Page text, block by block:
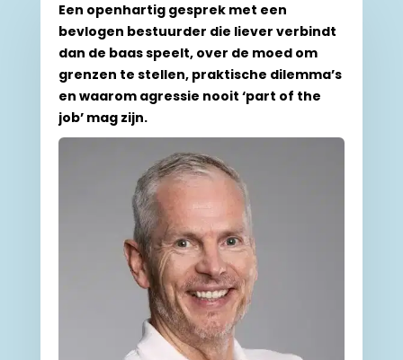
Een openhartig gesprek met een
bevlogen bestuurder die liever verbindt
dan de baas speelt, over de moed om
grenzen te stellen, praktische dilemma’s
en waarom agressie nooit ‘part of the
job’ mag zijn.